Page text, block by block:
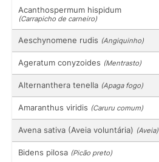
Acanthospermum hispidum
(Carrapicho de carneiro)
Aeschynomene rudis (Angiquinho)
Ageratum conyzoides (Mentrasto)
Alternanthera tenella (Apaga fogo)
Amaranthus viridis (Caruru comum)
Avena sativa (Aveia voluntária) (Aveia)
Bidens pilosa (Picão preto)